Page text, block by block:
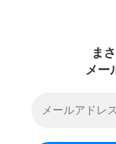
ま
メー